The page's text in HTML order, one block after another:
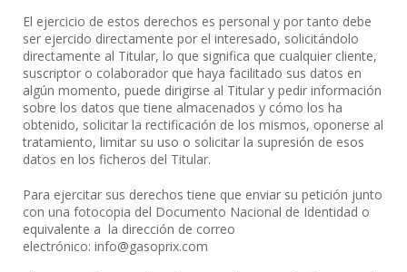
El ejercicio de estos derechos es personal y por tanto debe
ser ejercido directamente por el interesado, solicitándolo
directamente al Titular, lo que significa que cualquier cliente,
suscriptor o colaborador que haya facilitado sus datos en
algún momento, puede dirigirse al Titular y pedir información
sobre los datos que tiene almacenados y cómo los ha
obtenido, solicitar la rectificación de los mismos, oponerse al
tratamiento, limitar su uso o solicitar la supresión de esos
datos en los ficheros del Titular.
Para ejercitar sus derechos tiene que enviar su petición junto
con una fotocopia del Documento Nacional de Identidad o
equivalente a la dirección de correo
electrónico: info@gasoprix.com